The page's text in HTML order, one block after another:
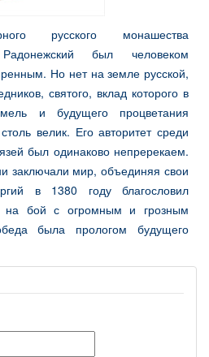
русского монашества
был человеком
Но нет на земле русской,
святого, вклад которого в
и будущего процветания
велик. Его авторитет среди
был одинаково непререкаем.
заключали мир, объединяя свои
в 1380 году благословил
на бой с огромным и грозным
была прологом будущего